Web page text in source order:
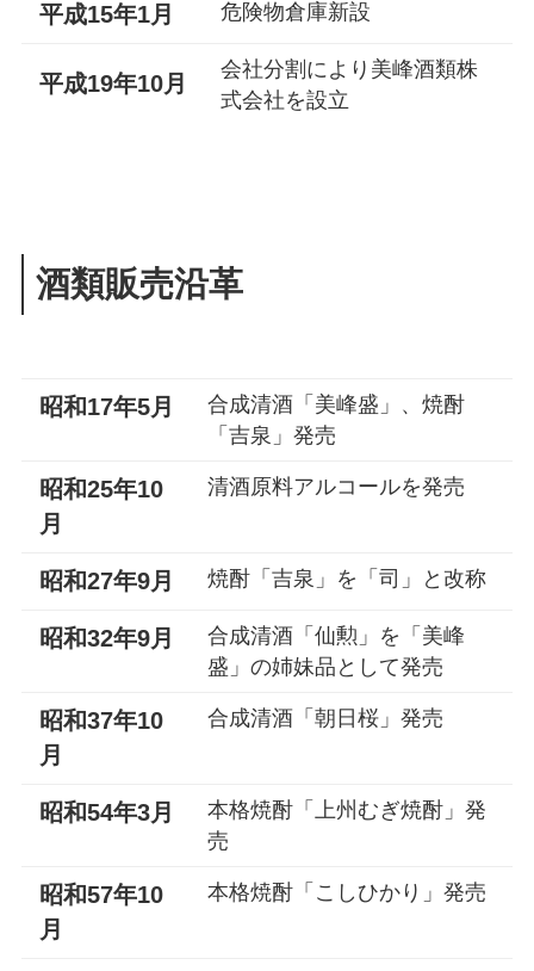
平成15年1月 危険物倉庫新設
平成19年10月
会社分割により美峰酒類株
式会社を設立
酒類販売沿革
昭和17年5月
合成清酒「美峰盛」、焼酎
「吉泉」発売
昭和25年10
月
清酒原料アルコールを発売
昭和27年9月 焼酎「吉泉」を「司」と改称
昭和32年9月
合成清酒「仙勲」を「美峰
盛」の姉妹品として発売
昭和37年10
月
合成清酒「朝日桜」発売
昭和54年3月
本格焼酎「上州むぎ焼酎」発
売
昭和57年10
月
本格焼酎「こしひかり」発売